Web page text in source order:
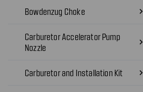
Bowdenzug Choke navigate_next
Carburetor Accelerator Pump
Nozzle
navigate_next
Carburetor and Installation Kit navigate_next